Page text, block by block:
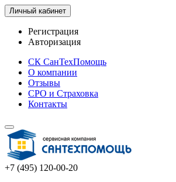
Личный кабинет
Регистрация
Авторизация
СК СанТехПомощь
О компании
Отзывы
СРО и Страховка
Контакты
+7 (495) 120-00-20